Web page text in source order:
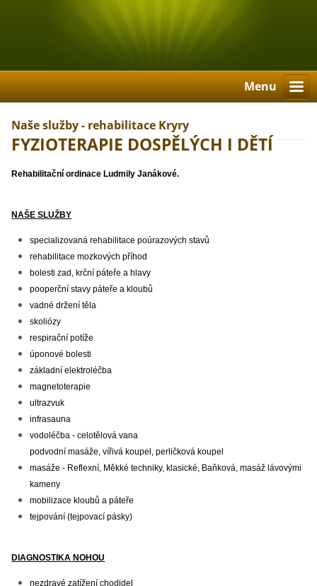
Menu
Naše služby - rehabilitace Kryry
FYZIOTERAPIE DOSPĚLÝCH I DĚTÍ
Rehabilitační ordinace Ludmily Janákové.
NAŠE SLUŽBY
specializovaná rehabilitace poúrazových stavů
rehabilitace mozkových příhod
bolesti zad, krční páteře a hlavy
pooperční stavy páteře a kloubů
vadné držení těla
skoliózy
respirační potíže
úponové bolesti
základní elektroléčba
magnetoterapie
ultrazvuk
infrasauna
vodoléčba - celotělová vana
podvodní masáže, vířivá koupel, perličková koupel
masáže - Reflexní, Měkké techniky, klasické, Baňková, masáž lávovými
kameny
mobilizace kloubů a páteře
tejpování (tejpovací pásky)
DIAGNOSTIKA NOHOU
nezdravé zatížení chodidel